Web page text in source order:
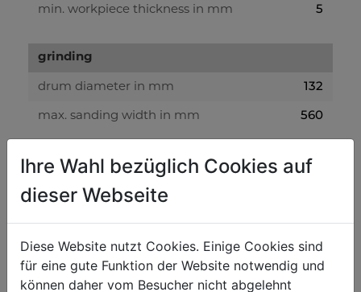
min. workpiece thickness in mm 5
grinding
drum diameter in mm 132
max. sanding width in mm 560
volume level and vibration
sound power level in dB(A)
sound pressure level in dB(A) 87
weight
Ihre Wahl bezüglich Cookies auf
dieser Webseite
Diese Website nutzt Cookies. Einige Cookies sind
für eine gute Funktion der Website notwendig und
können daher vom Besucher nicht abgelehnt